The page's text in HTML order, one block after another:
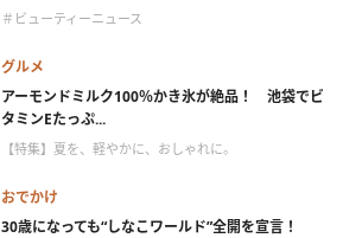
＃ビューティーニュース
グルメ
アーモンドミルク100％かき氷が絶品！ 池袋でビ
タミンEたっぷ...
【特集】夏を、軽やかに、おしゃれに。
おでかけ
30歳になっても“しなこワールド”全開を宣言！